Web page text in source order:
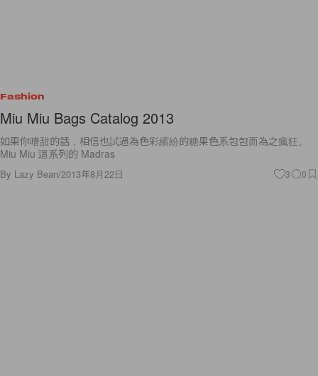
Fashion
Miu Miu Bags Catalog 2013
如果你嗜甜的話，相信也試過為色彩繽紛的糖果色系包包而為之瘋狂。
Miu Miu 這系列的 Madras
By Lazy Bean/2013年8月22日 3 0